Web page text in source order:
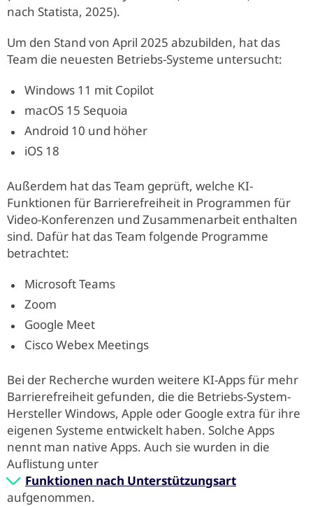
nach Statista, 2025).
Um den Stand von April 2025 abzubilden, hat das
Team die neuesten Betriebs-Systeme untersucht:
Windows 11 mit Copilot
macOS 15 Sequoia
Android 10 und höher
iOS 18
Außerdem hat das Team geprüft, welche KI-
Funktionen für Barrierefreiheit in Programmen für
Video-Konferenzen und Zusammenarbeit enthalten
sind. Dafür hat das Team folgende Programme
betrachtet:
Microsoft Teams
Zoom
Google Meet
Cisco Webex Meetings
Bei der Recherche wurden weitere KI-Apps für mehr
Barrierefreiheit gefunden, die die Betriebs-System-
Hersteller Windows, Apple oder Google extra für ihre
eigenen Systeme entwickelt haben. Solche Apps
nennt man native Apps. Auch sie wurden in die
Auflistung unter
Funktionen nach Unterstützungsart
aufgenommen.